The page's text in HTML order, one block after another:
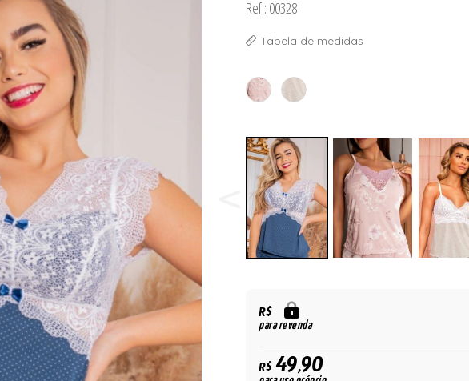
CONJUNTOS
CORPETES, ESPARTILHOS E CORSELETS
SUTIÃS
Ref.: 00328
Tabela de medidas
R$
para revenda
R$49,90